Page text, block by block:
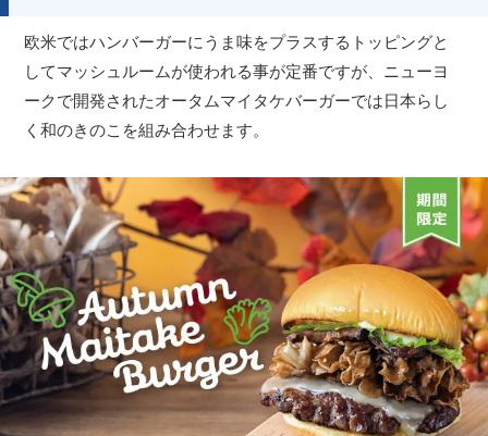
欧米ではハンバーガーにうま味をプラスするトッピングと
してマッシュルームが使われる事が定番ですが、ニューヨ
ークで開発されたオータムマイタケバーガーでは日本らし
く和のきのこを組み合わせます。